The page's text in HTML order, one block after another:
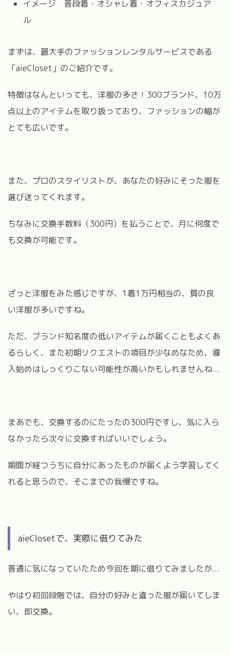
イメージ 普段着・オシャレ着・オフィスカジュア
ル
まずは、最大手のファッションレンタルサービスである
「aieCloset」のご紹介です。
特徴はなんといっても、洋服の多さ！300ブランド、10万
点以上のアイテムを取り扱っており、ファッションの幅が
とても広いです。
また、プロのスタイリストが、あなたの好みにそった服を
選び送ってくれます。
ちなみに交換手数料（300円）を払うことで、月に何度で
も交換が可能です。
ざっと洋服をみた感じですが、1着1万円相当の、質の良
い洋服が多いですね。
ただ、ブランド知名度の低いアイテムが届くこともよくあ
るらしく、また初期リクエストの項目が少なめなため、導
入始めはしっくりこない可能性が高いかもしれませんね...
まあでも、交換するのにたったの300円ですし、気に入ら
なかったら次々に交換すればいいでしょう。
期間が経つうちに自分にあったものが届くよう学習してく
れると思うので、そこまでの我慢ですね。
aieClosetで、実際に借りてみた
普通に気になっていたため今回を期に借りてみましたが...
やはり初回段階では、自分の好みと違った服が届いてしま
い、即交換。